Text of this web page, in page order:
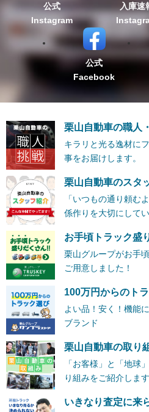
公式
Instagram
入庫速
公式
Facebook
栗山自動車の職人
キラリと光る逸材に
事をお届けします。
栗山自動車のスタ
「いつもの通り頼む
係作りを大切にしてい
お手頃トラック盛
栗山グループがお手
ご用意しました！
100万円からのト
よい品！安く！機能
ブランド
栗山自動車の取り
「お客様」と「地球
り組みをご紹介します
いきなり査定に来